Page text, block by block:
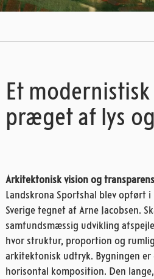
Et
præget af lys
Arkitektonisk vision og transparens
Landskrona Sportshal blev opført
Sverige tegnet af Arne Jacobsen.
samfundsmæssig udvikling
hvor struktur, proportion og
arkitektonisk udtryk. Bygningen
horisontal komposition. Den